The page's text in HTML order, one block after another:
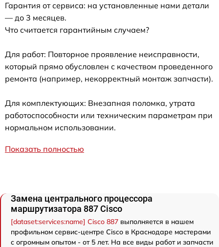
Гарантия от сервиса: на установленные нами детали
— до 3 месяцев.
Что считается гарантийным случаем?
Для работ: Повторное проявление неисправности,
который прямо обусловлен с качеством проведенного
ремонта (например, некорректный монтаж запчасти).
Для комплектующих: Внезапная поломка, утрата
работоспособности или техническим параметрам при
нормальном использовании.
Показать полностью
Замена центрального процессора
маршрутизатора 887 Cisco
[dataset:services:name] Cisco 887 выполняется в нашем
профильном сервис-центре Cisco в Краснодаре мастерами
с огромным опытом - от 5 лет. На все виды работ и запчасти